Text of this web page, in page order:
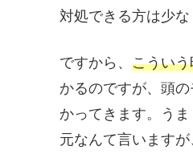
対処できる方は少
ですから、 こうい
かるのですが、頭
かってきます。う
元なんて言います